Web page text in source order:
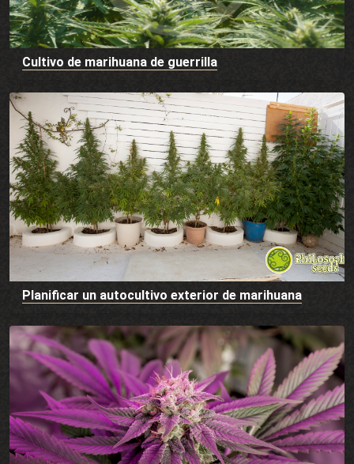
Cultivo de marihuana de guerrilla
Planificar un autocultivo exterior de marihuana